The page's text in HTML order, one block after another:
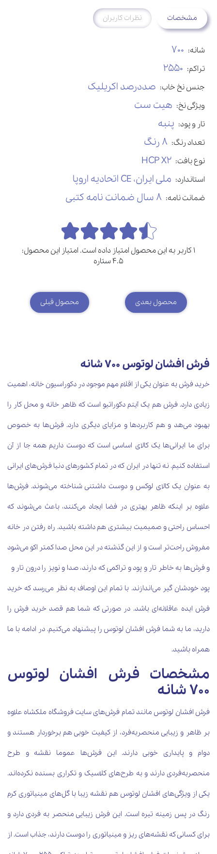
مشخصات نظرات کاربران
شانه: 700
تراکم: 2550
جنس نخ خاب: صددرصد اکریلیک
ویژگی نخ: هیت ست
تار و پود: پنبه
تعداد رنگ: 8 رنگ
نوع بافت: HCP X2
استاندارد: ملی ایران، CE اتحادیه اروپا
ضمانت نامه: 8 سال ضمانت نامه کتبی
1 کاربر به این محصول امتیاز داده است. امتیاز این محصول:
4.5 ستاره
محصول بعدی محصول قبلی
فرش افشان لوتوس 700 شانه
خرید فرش به عنوان یکی از اقلام مهم موجود در دکوراسیون خانه، اهمیت
زیادی دارد. فرش هم یک آیتم دکوراتیو است که ظاهر خانه و محل کار را
بهبود می‌هد و هم کاربردها و مزایای دیگری دارد. فرش‌ها به خصوص
برای ما ایرانی‌ها یک کالای اساسی است که دوست داریم همه جا از آن
استفاده کنیم. نه تنها در ایران که در تمام کشورهای دنیا فرش‌های ایرانی
به عنوان یک کالای لوکس و دوست داشتنی شناخته می‌شوند. فرش‌ها
علاوه بر اینکه ظاهر بهتری در فضا ایجاد می‌کنند، باعث می‌شوند که
احساس راحتی و صمیمیت بیشتری هم داشته باشید. راه رفتن در خانه
مفروش راحت‌تر است و از این گذشته در این محل صدا کمتر اکو می‌شود
و فرش‌ها به خاطر تار و پود و تراکمی که دارند، صدا و نویز را درون تار و
پود خودشان گیر می‌اندازند. با تمام این اوصاف به نظر می‌رسد که خرید
فرش ایده عاقلانه‌ای باشد. در صورتی که شما هم قصد خرید فرش را
دارید، ما به شما فرش افشان لوتوس را پیشنهاد می‌کنیم. در ادامه با ما
همراه باشید.
مشخصات فرش افشان لوتوس
700 شانه
فرش افشان لوتوس مانند تمام فرش‌های سایت فروشگاه ملکشاه علاوه
بر ظاهر و زیبایی منحصربه‌فرد، از کیفیت خوبی هم برخوردار هستند و
دوام و پایداری خوبی دارند. این فرش‌ها عموما نقشه و طرح
منحصربه‌فردی دارند و به طرح‌های کلاسیک و تکراری بسنده نکرده‌اند.
یکی از ویژگی‌های افشان لوتوس هم نقشه زیبا با گل‌های مینیاتوری کرم
رنگ در پس زمینه تیره است. این فرش زیبایی منحصر به فردی دارد و
برای کسانی که نقشه‌های ریز و مینیاتوری را دوست دارند، جذاب است. از